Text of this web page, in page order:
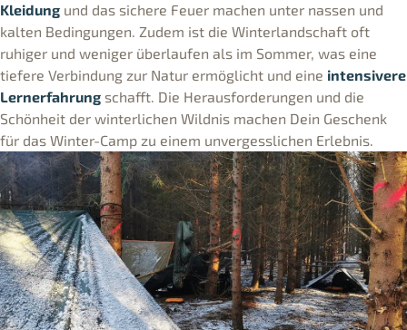
Kleidung und das sichere Feuer machen unter nassen und
kalten Bedingungen. Zudem ist die Winterlandschaft oft
ruhiger und weniger überlaufen als im Sommer, was eine
tiefere Verbindung zur Natur ermöglicht und eine intensivere
Lernerfahrung schafft. Die Herausforderungen und die
Schönheit der winterlichen Wildnis machen Dein Geschenk
für das Winter-Camp zu einem unvergesslichen Erlebnis.